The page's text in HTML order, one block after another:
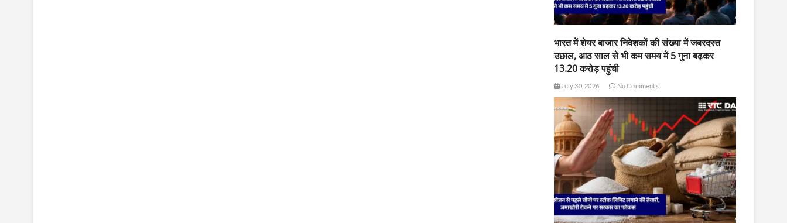
भारत में शेयर बाजार निवेशकों की संख्या में जबरदस्त
उछाल, आठ साल से भी कम समय में 5 गुना बढ़कर
13.20 करोड़ पहुंची
July 30, 2026 No Comments